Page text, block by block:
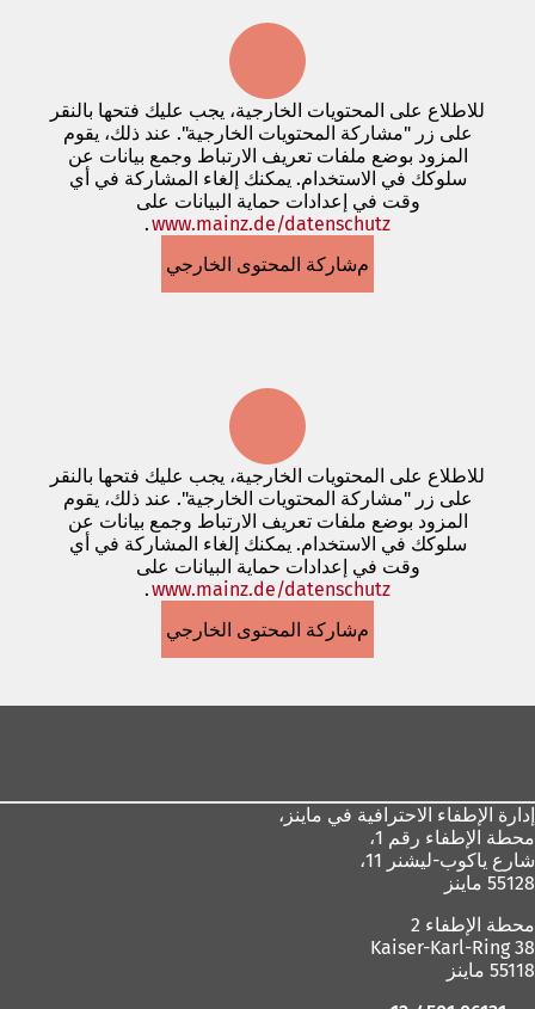
للاطلاع على المحتويات الخارجية، يجب عليك فتحها بالنقر
على زر "مشاركة المحتويات الخارجية". عند ذلك، يقوم
المزود بوضع ملفات تعريف الارتباط وجمع بيانات عن
سلوكك في الاستخدام. يمكنك إلغاء المشاركة في أي
وقت في إعدادات حماية البيانات على
www.mainz.de/datenschutz(يفتح.
مشاركة المحتوى الخارجي
للاطلاع على المحتويات الخارجية، يجب عليك فتحها بالنقر
على زر "مشاركة المحتويات الخارجية". عند ذلك، يقوم
المزود بوضع ملفات تعريف الارتباط وجمع بيانات عن
سلوكك في الاستخدام. يمكنك إلغاء المشاركة في أي
وقت في إعدادات حماية البيانات على
www.mainz.de/datenschutz(يفتح.
مشاركة المحتوى الخارجي
إدارة الإطفاء الاحترافية في ماينز،
محطة الإطفاء رقم 1،
شارع ياكوب-ليشنر 11،
55128 ماينز
محطة الإطفاء 2
Kaiser-Karl-Ring 38
55118 ماينز